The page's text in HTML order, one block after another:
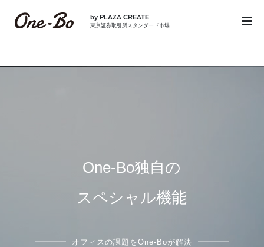
by PLAZA CREATE
東京証券取引所スタンダード市場
One-Bo独自の
スペシャル機能
オフィスの課題をOne-Boが解決
価格も機能も妥協しない
充実ラインナップ
オフィスの課題をOne-Boが解決